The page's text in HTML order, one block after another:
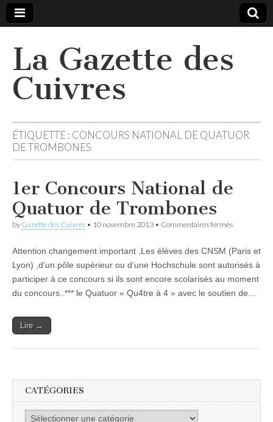
La Gazette des
Cuivres
ÉTIQUETTE : CONCOURS NATIONAL DE QUATUOR
DE TROMBONES
1er Concours National de
Quatuor de Trombones
by Gazette des Cuivres • 10 novembre 2013 • Commentaires ferméssur
National
de
de
Trombones
Attention changement important ,Les élèves des CNSM (Paris et
Lyon) ,d’un pôle supérieur ou d’une Hochschule sont autorisés à
participer à ce concours si ils sont encore scolarisés au moment
du concours..*** le Quatuor « Qu4tre à 4 » avec le soutien de…
Lire →
CATÉGORIES
Catégories